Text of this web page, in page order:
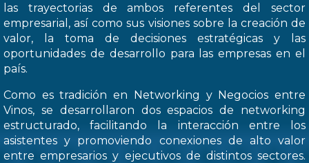
las trayectorias de ambos referentes del sector
empresarial, así como sus visiones sobre la creación de
valor, la toma de decisiones estratégicas y las
oportunidades de desarrollo para las empresas en el
país.
Como es tradición en Networking y Negocios entre
Vinos, se desarrollaron dos espacios de networking
estructurado, facilitando la interacción entre los
asistentes y promoviendo conexiones de alto valor
entre empresarios y ejecutivos de distintos sectores.